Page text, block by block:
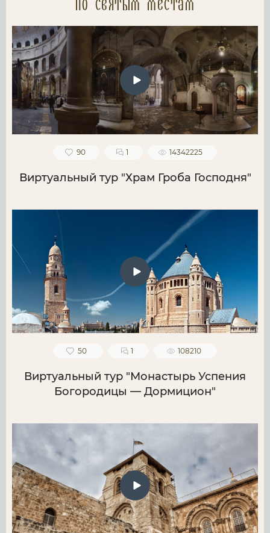
по святым местам
90 1 14342225
Виртуальный тур "Храм Гроба Господня"
50 1 108210
Виртуальный тур "Монастырь Успения
Богородицы — Дормицион"